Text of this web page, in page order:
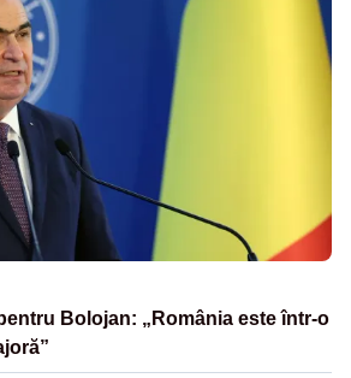
Bolojan: „România este într-o